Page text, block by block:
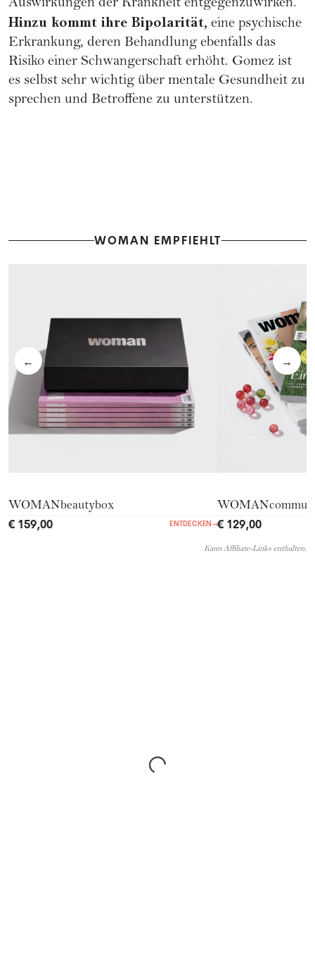
Auswirkungen der Krankheit entgegenzuwirken.
Hinzu kommt ihre Bipolarität, eine psychische
Erkrankung, deren Behandlung ebenfalls das
Risiko einer Schwangerschaft erhöht. Gomez ist
es selbst sehr wichtig über mentale Gesundheit zu
sprechen und Betroffene zu unterstützen.
WOMAN EMPFIEHLT
← →
WOMANbeautybox
€ 159,00 ENTDECKEN →€ 129,00
Kann Affiliate-Links enthalten.